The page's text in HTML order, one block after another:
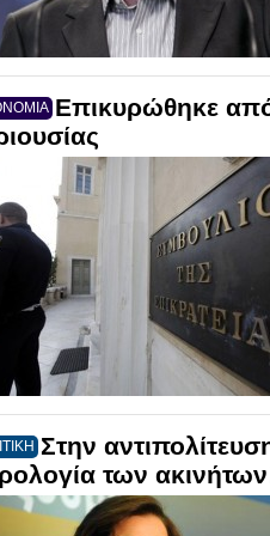
Επικυρώθηκε
Στην
των